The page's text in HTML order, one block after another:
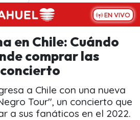
EN VIVO
en Chile: Cuándo
comprar las
a Chile con una nueva
Tour", un concierto que
a sus fanáticos en el 2022.